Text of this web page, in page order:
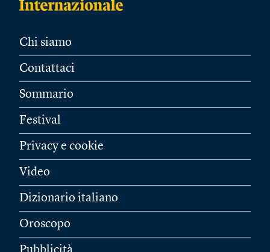
Chi siamo
Contattaci
Sommario
Festival
Privacy e cookie
Video
Dizionario italiano
Oroscopo